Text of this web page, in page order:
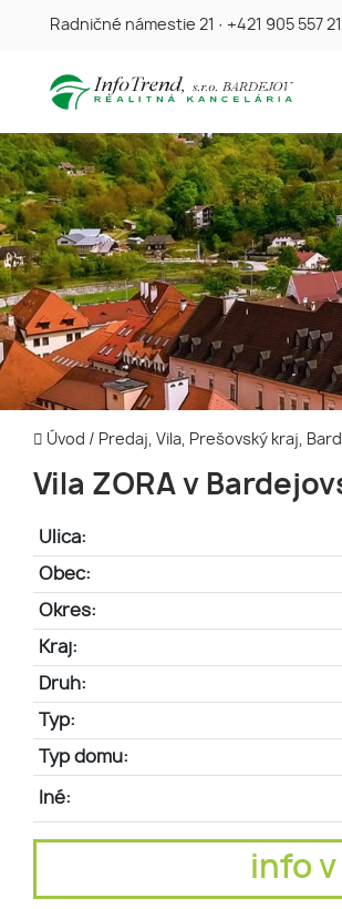
Radničné námestie 21 · +421 905 557
Úvod / Predaj, Vila, Prešovský kraj,
Vila ZORA v
Ulica:
Obec:
Okres:
Kraj:
Druh:
Typ:
Typ domu:
Iné:
info v